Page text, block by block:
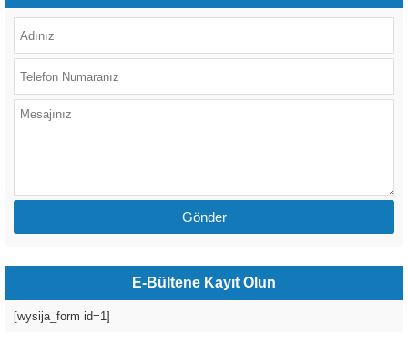
E-Bültene Kayıt Olun
[wysija_form id=1]